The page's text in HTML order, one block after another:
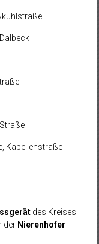
Kapellenstraße
des Kreises
derNierenhofer